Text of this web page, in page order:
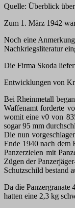
Quelle: Überblick
Zum 1. März 1942
Noch eine
Nachkriegsliteratur
Die Firma Skoda
Entwicklungen von
Bei Rheinmetall
Waffenamt forderte
womit eine v0 von
sogar 95 mm
Die nun
Ende 1940 nach dem
Panzerzielen mit
Zügen der
Schutzschild bestand
Da die Panzergranate
hatten eine 2,3 kg